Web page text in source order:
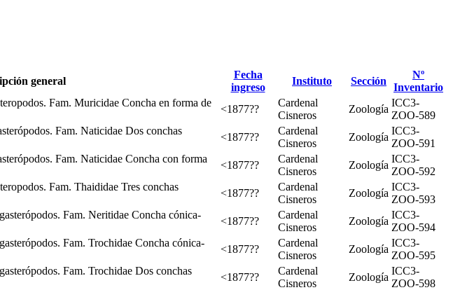
general
Fecha
ingreso
Instituto Sección
Nº
Inventario
Fam. Muricidae Concha en forma de
<1877??
Cardenal
Cisneros
Zoología
ICC3-
ZOO-589
Fam. Naticidae Dos conchas
<1877??
Cardenal
Cisneros
Zoología
ICC3-
ZOO-591
Fam. Naticidae Concha con forma
<1877??
Cardenal
Cisneros
Zoología
ICC3-
ZOO-592
Fam. Thaididae Tres conchas
<1877??
Cardenal
Cisneros
Zoología
ICC3-
ZOO-593
Fam. Neritidae Concha cónica-
<1877??
Cardenal
Cisneros
Zoología
ICC3-
ZOO-594
Fam. Trochidae Concha cónica-
<1877??
Cardenal
Cisneros
Zoología
ICC3-
ZOO-595
Fam. Trochidae Dos conchas
<1877??
Cardenal
Cisneros
Zoología
ICC3-
ZOO-598